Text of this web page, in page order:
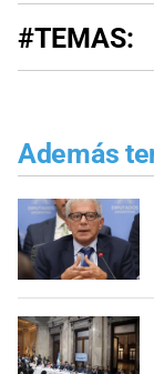
#TEMAS:
Además